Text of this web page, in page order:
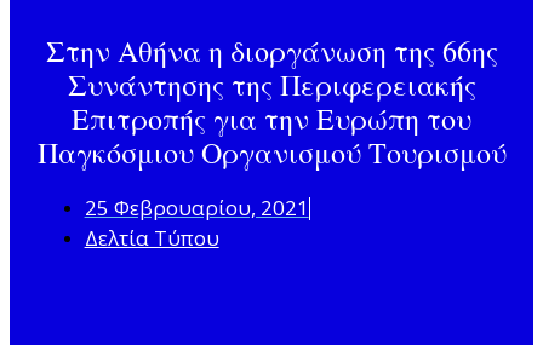
Στην Αθήνα η διοργάνωση της 66ης
Συνάντησης της Περιφερειακής
Επιτροπής για την Ευρώπη του
Παγκόσμιου Οργανισμού Τουρισμού
25 Φεβρουαρίου, 2021
Δελτία Τύπου